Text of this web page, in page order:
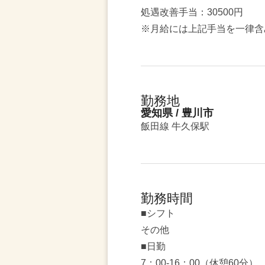
処遇改善手当：30500円
※月給には上記手当を一律
勤務地
愛知県 / 豊川市
飯田線 牛久保駅
勤務時間
■シフト
その他
■日勤
7：00-16：00（休憩60分）